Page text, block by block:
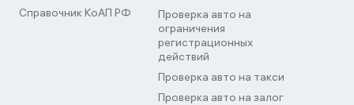
Справочник КоАП РФ
Проверка авто на
ограничения
регистрационных
действий
Проверка авто на такси
Проверка авто на залог